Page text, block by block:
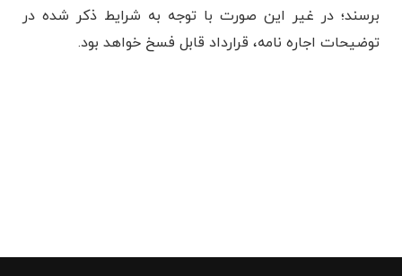
برسند؛ در غیر این صورت با توجه به شرایط ذکر شده در
توضیحات اجاره نامه، قرارداد قابل فسخ خواهد بود.